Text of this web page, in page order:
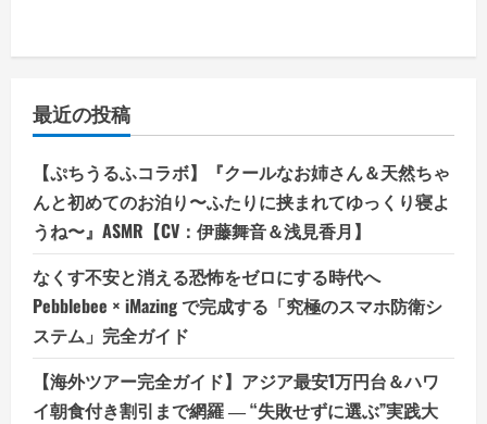
最近の投稿
【ぷちうるふコラボ】『クールなお姉さん＆天然ちゃ
んと初めてのお泊り〜ふたりに挟まれてゆっくり寝よ
うね〜』ASMR【CV：伊藤舞音＆浅見香月】
なくす不安と消える恐怖をゼロにする時代へ
Pebblebee × iMazing で完成する「究極のスマホ防衛シ
ステム」完全ガイド
【海外ツアー完全ガイド】アジア最安1万円台＆ハワ
イ朝食付き割引まで網羅 ― “失敗せずに選ぶ”実践大